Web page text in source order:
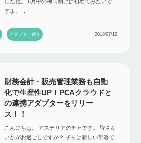
したね。 6月中の梅雨明けは初めてみたいで
すよ。 ...
アダプター紹介 2018/07/12
財務会計・販売管理業務も自動
化で生産性UP！PCAクラウドと
の連携アダプターをリリー
ス！！
こんにちは。 アステリアのチャです。 皆さん
いかがお過ごしですか？ チャは新しい部署で